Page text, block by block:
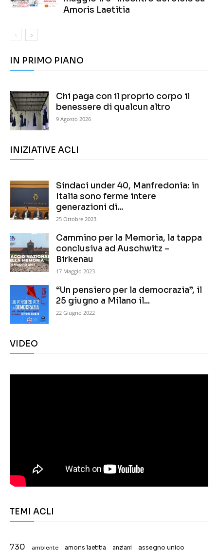
Amoris Laetitia
IN PRIMO PIANO
Chi paga con il proprio corpo il
benessere di qualcun altro
9 Agosto 2026
INIZIATIVE ACLI
Sindaci under 40, Manfredonia: in
Italia sono ferme intere
generazioni di...
25 Ottobre 2023
Cammino per la Memoria, la tappa
conclusiva ad Auschwitz –
Birkenau
17 Maggio 2023
“Un pensiero per la democrazia”, il
25 giugno a Milano il...
22 Giugno 2022
VIDEO
TEMI ACLI
730 ambiente amoris laetitia anziani assegno unico